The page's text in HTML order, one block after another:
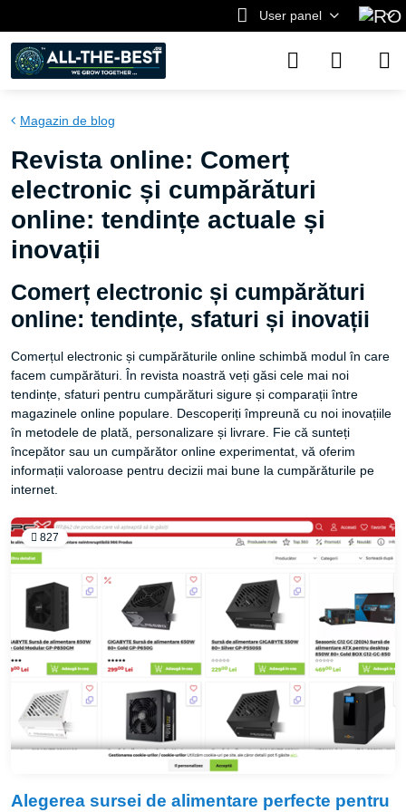
User panel
Magazin de blog
Revista online: Comerț
electronic și cumpărături
online: tendințe actuale și
inovații
Comerț electronic și cumpărături
online: tendințe, sfaturi și inovații
Comerțul electronic și cumpărăturile online schimbă modul în care
facem cumpărături. În revista noastră veți găsi cele mai noi
tendințe, sfaturi pentru cumpărături sigure și comparații între
magazinele online populare. Descoperiți împreună cu noi inovațiile
în metodele de plată, personalizare și livrare. Fie că sunteți
începător sau un cumpărător online experimentat, vă oferim
informații valoroase pentru decizii mai bune la cumpărăturile pe
internet.
827
Alegerea sursei de alimentare perfecte pentru